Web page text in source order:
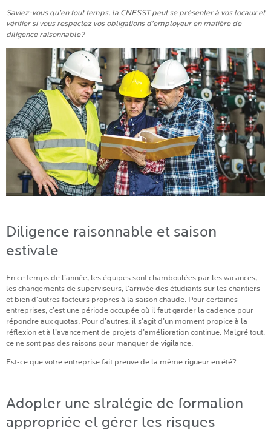
Saviez-vous qu’en tout temps, la CNESST peut se présenter à vos locaux et
vérifier si vous respectez vos obligations d’employeur en matière de
diligence raisonnable?
Diligence raisonnable et saison
estivale
En ce temps de l’année, les équipes sont chamboulées par les vacances,
les changements de superviseurs, l’arrivée des étudiants sur les chantiers
et bien d’autres facteurs propres à la saison chaude. Pour certaines
entreprises, c’est une période occupée où il faut garder la cadence pour
répondre aux quotas. Pour d’autres, il s’agit d’un moment propice à la
réflexion et à l’avancement de projets d’amélioration continue. Malgré tout,
ce ne sont pas des raisons pour manquer de vigilance.
Est-ce que votre entreprise fait preuve de la même rigueur en été?
Adopter une stratégie de formation
appropriée et gérer les risques